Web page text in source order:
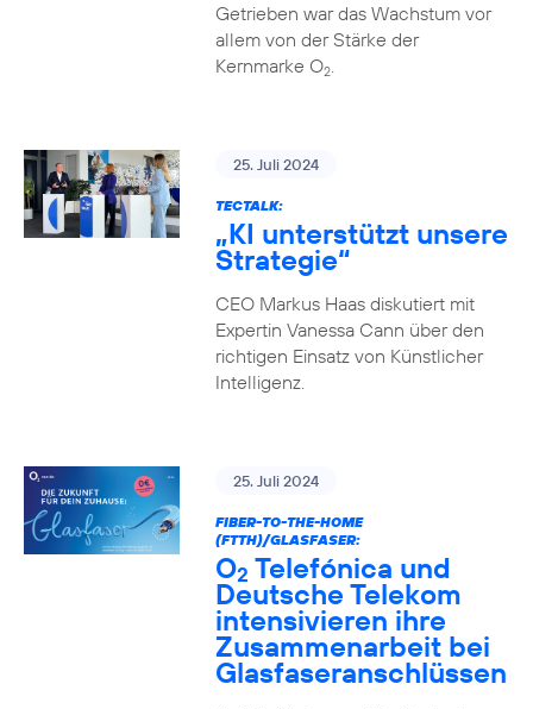
Getrieben war das Wachstum vor
allem von der Stärke der
Kernmarke O2.
25. Juli 2024
TECTALK:
„KI unterstützt unsere
Strategie“
CEO Markus Haas diskutiert mit
Expertin Vanessa Cann über den
richtigen Einsatz von Künstlicher
Intelligenz.
25. Juli 2024
FIBER-TO-THE-HOME
(FTTH)/GLASFASER:
O2 Telefónica und
Deutsche Telekom
intensivieren ihre
Zusammenarbeit bei
Glasfaseranschlüssen